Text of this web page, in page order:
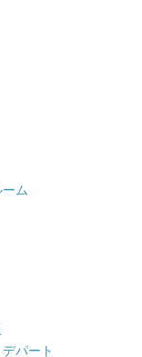
ム
パート